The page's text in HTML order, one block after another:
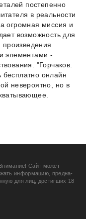
постепенно
в реальности
огромная миссия и
возможность для
элементами -
"Горчаков.
бесплатно онлайн
невероятно, но в
Внимание! Сайт может
информацию, предна­
для лиц, дости­гших 18